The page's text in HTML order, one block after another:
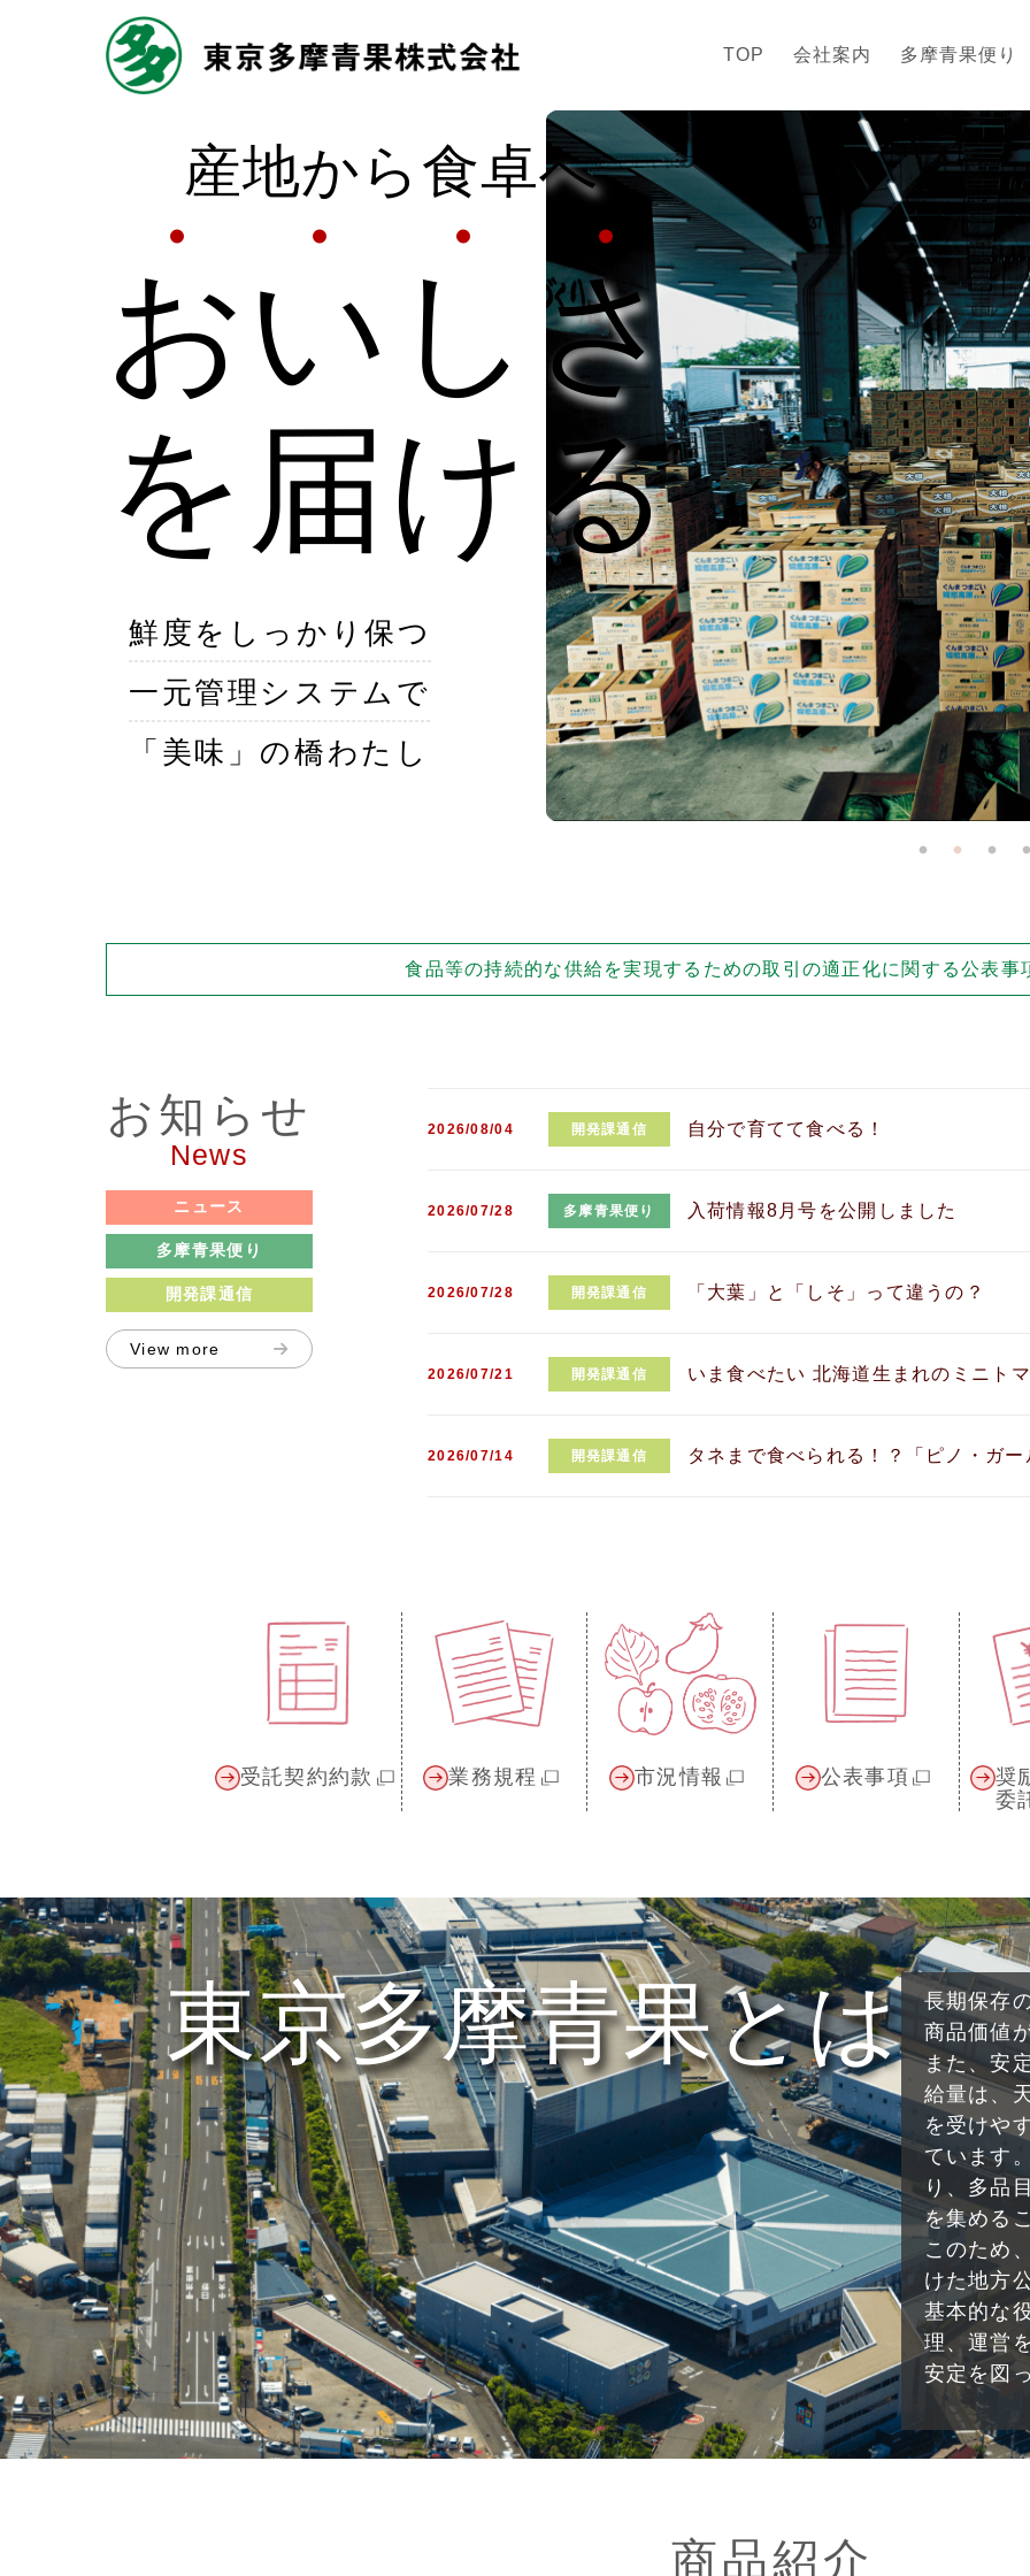
TOP 会社案内 多摩青果便り
産地から食卓へ
おい し さ
を届ける
鮮度をしっかり保つ
一元管理システムで
「美味」の橋わたし
食品等の持続的な供給を実現するための取引の適正化に関する公表
お知らせ
News
ニュース
多摩青果便り
開発課通信
View more
2026/08/04 開発課通信 自分で育てて食べる！
2026/07/28 多摩青果便り 入荷情報8月号を公開しました
2026/07/28 開発課通信 「大葉」と「しそ」って違うの？
2026/07/21 開発課通信 いま食べたい 北海道生まれのミニトマ
2026/07/14 開発課通信 タネまで食べられる！？「ピノ・ガー
受託契約約款 業務規程 市況情報 公表事項
奨
委
東京多摩青果とは
長期保存
商品価値
また、安
給量は、
を受けや
ています
り、多品
を集める
このため
けた地方
基本的な
理、運営
安定を図
商品紹介